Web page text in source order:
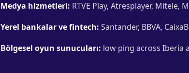
Medya hizmetleri: RTVE Play, Atresplayer, Mitele,
Yerel bankalar ve fintech: Santander, BBVA,
Bölgesel oyun sunucuları: low ping across Iberia